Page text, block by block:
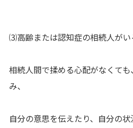
⑶高齢または認知症の相続人がい
相続人間で揉める心配がなくて
み、
自分の意思を伝えたり、自分の